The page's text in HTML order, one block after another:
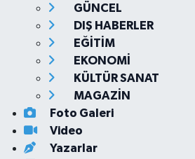
GÜNCEL
DIŞ HABERLER
EĞİTİM
EKONOMİ
KÜLTÜR SANAT
MAGAZİN
Foto Galeri
Video
Yazarlar